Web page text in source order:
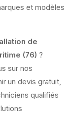
et modèles
de
(76) ?
sur nos
un devis gratuit,
qualifiés